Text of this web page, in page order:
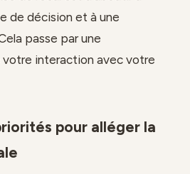
de décision et à une
passe par une
votre interaction avec votre
pour alléger la